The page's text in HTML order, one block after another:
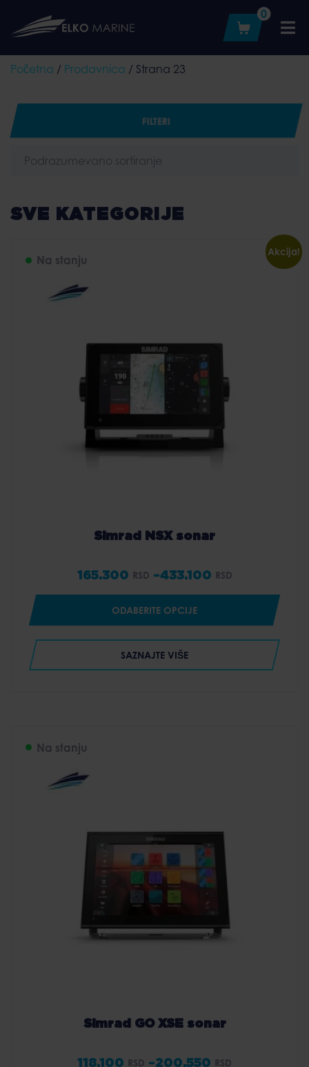
content
0
Početna / Prodavnica / Strana 23
FILTERI
SVE KATEGORIJE
Na stanju
Akcija!
Simrad NSX sonar
165.300 RSD –433.100 RSD
Price
range:
165.300 RSD
through
433.100 RSD
ODABERITE OPCIJE
SAZNAJTE VIŠE
Na stanju
Simrad GO XSE sonar
118.100 RSD –200.550 RSD